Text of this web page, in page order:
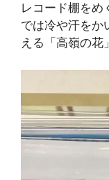
レコード棚をめ
では冷や汗をか
える「高嶺の花